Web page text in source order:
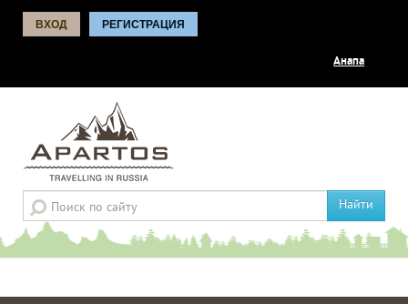
ВХОД РЕГИСТРАЦИЯ
Анапа
Найти